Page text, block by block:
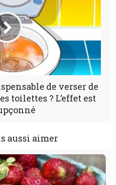
de verser de
toilettes ? L’effet est
aussi aimer